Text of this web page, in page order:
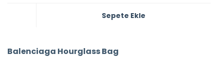
Sepete Ekle
Balenciaga Hourglass Bag